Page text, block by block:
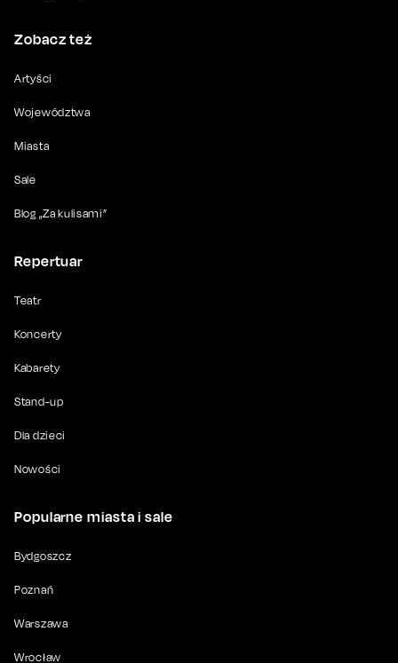
Zobacz też
Artyści
Województwa
Miasta
Sale
Blog „Za kulisami”
Repertuar
Teatr
Koncerty
Kabarety
Stand-up
Dla dzieci
Nowości
Popularne miasta i sale
Bydgoszcz
Poznań
Warszawa
Wrocław